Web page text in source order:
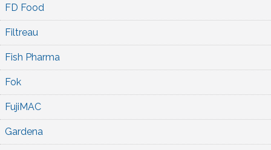
FD Food
Filtreau
Fish Pharma
Fok
FujiMAC
Gardena